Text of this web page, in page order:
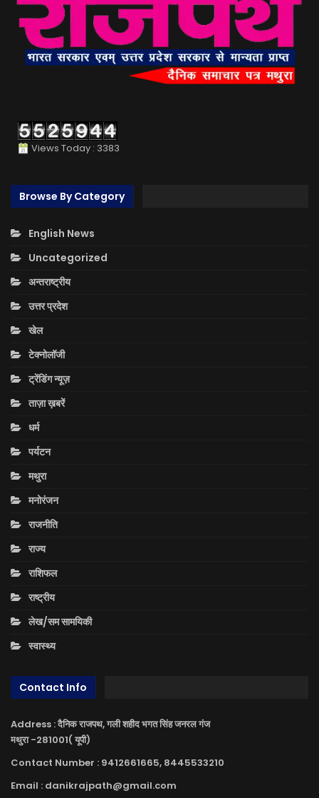
Views Today : 3383
Browse By Category
English News
Uncategorized
अन्तराष्ट्रीय
उत्तर प्रदेश
खेल
टेक्नोलॉजी
ट्रेंडिंग न्यूज़
ताज़ा ख़बरें
धर्म
पर्यटन
मथुरा
मनोरंजन
राजनीति
राज्य
राशिफल
राष्ट्रीय
लेख/सम सामयिकी
स्वास्थ्य
Contact Info
Address : दैनिक राजपथ, गली शहीद भगत सिंह जनरल गंज
मथुरा -281001( यूपी)
Contact Number : 9412661665, 8445533210
Email : danikrajpath@gmail.com